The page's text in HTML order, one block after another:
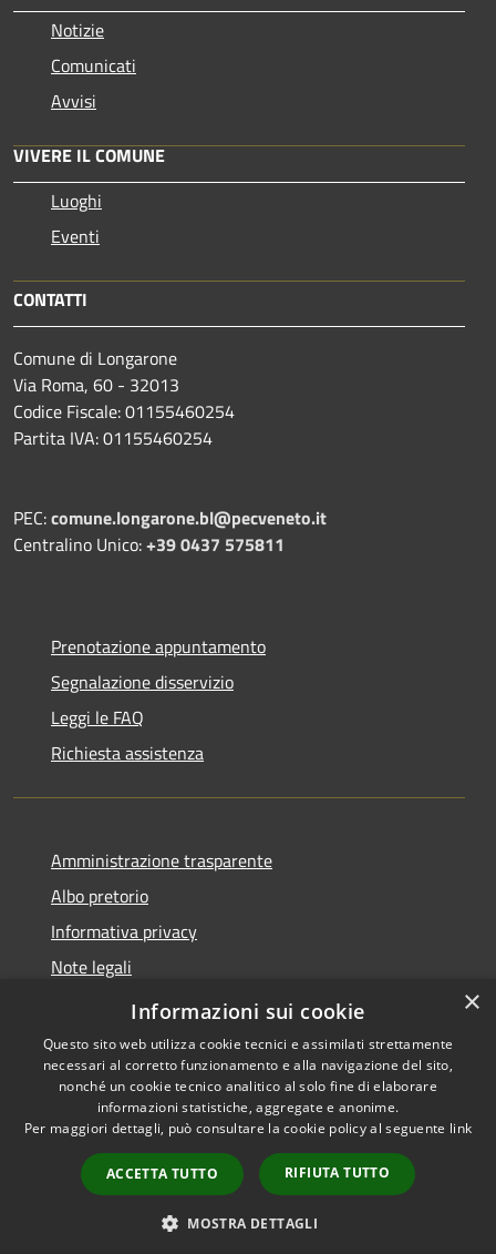
Notizie
Comunicati
Avvisi
VIVERE IL COMUNE
Luoghi
Eventi
CONTATTI
Comune di Longarone
Via Roma, 60 - 32013
Codice Fiscale: 01155460254
Partita IVA: 01155460254
PEC:comune.longarone.bl@pecveneto.it
Centralino Unico:+39 0437 575811
Prenotazione appuntamento
Segnalazione disservizio
Leggi le FAQ
Richiesta assistenza
Amministrazione trasparente
Albo pretorio
Informativa privacy
Note legali
Dichiarazione di accessibilità
Accessibilità
Copyright © 2026 • Comune di
Longarone • Powered by
Municipium•
Accesso
redazione
×
Informazioni sui cookie
Questo sito web utilizza cookie tecnici e assimilati strettamente
necessari al corretto funzionamento e alla navigazione del sito,
nonché un cookie tecnico analitico al solo fine di elaborare
informazioni statistiche, aggregate e anonime.
Per maggiori dettagli, può consultare la cookie policy al seguente link
ACCETTA TUTTO RIFIUTA TUTTO
MOSTRA DETTAGLI